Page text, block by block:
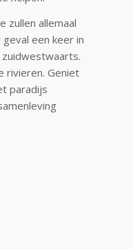
zullen allemaal
een keer in
rivieren. Geniet
paradijs